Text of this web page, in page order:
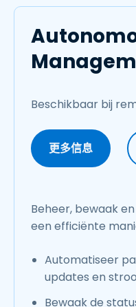
Beschikbaar bij
更多信息
Beheer, bewaak
een efficiënte
Automatiseer
updates en
Bewaak de